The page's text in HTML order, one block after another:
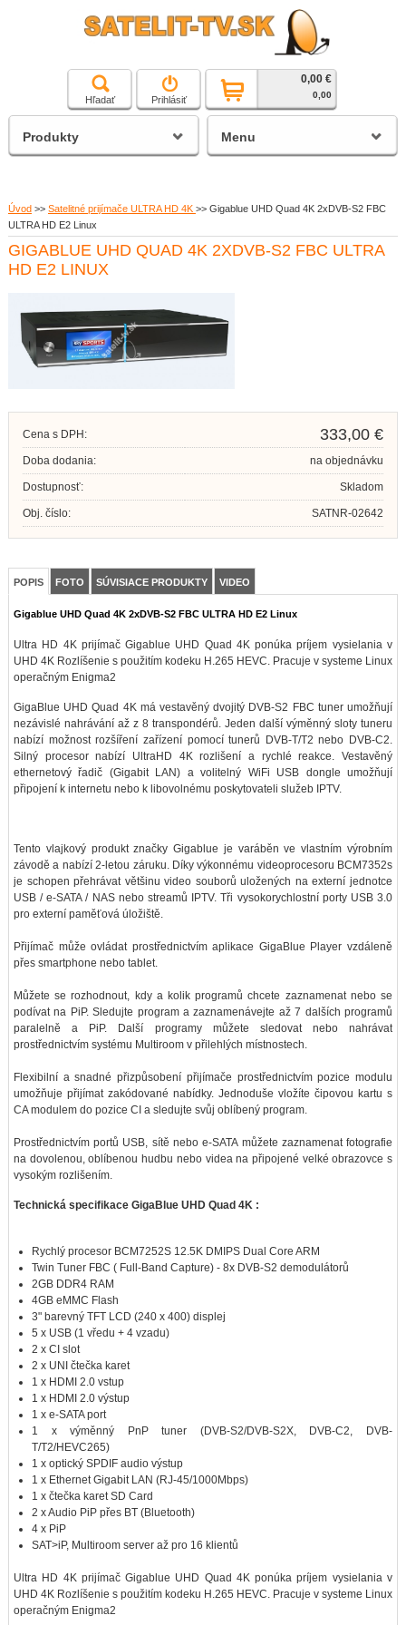
čierna a biela technika
satelitné prijímače
Hľadať Prihlásiť
0,00 €
0,00
Úvod >> Satelitné prijímače ULTRA HD 4K >> Gigablue UHD Quad 4K 2xDVB-S2 FBC
ULTRA HD E2 Linux
GIGABLUE UHD QUAD 4K 2XDVB-S2 FBC ULTRA
HD E2 LINUX
Cena s DPH: 333,00 €
Doba dodania: na objednávku
Dostupnosť: Skladom
Obj. číslo: SATNR-02642
POPIS FOTO SÚVISIACE PRODUKTY VIDEO
Gigablue UHD Quad 4K 2xDVB-S2 FBC ULTRA HD E2 Linux
Ultra HD 4K prijímač Gigablue UHD Quad 4K ponúka príjem vysielania v
UHD 4K Rozlíšenie s použitím kodeku H.265 HEVC. Pracuje v systeme Linux
operačným Enigma2
GigaBlue UHD Quad 4K má vestavěný dvojitý DVB-S2 FBC tuner umožňují
nezávislé nahrávání až z 8 transpondérů. Jeden další výměnný sloty tuneru
nabízí možnost rozšíření zařízení pomocí tunerů DVB-T/T2 nebo DVB-C2.
Silný procesor nabízí UltraHD 4K rozlišení a rychlé reakce. Vestavěný
ethernetový řadič (Gigabit LAN) a volitelný WiFi USB dongle umožňují
připojení k internetu nebo k libovolnému poskytovateli služeb IPTV.
Tento vlajkový produkt značky Gigablue je varáběn ve vlastním výrobním
závodě a nabízí 2-letou záruku. Díky výkonnému videoprocesoru BCM7352s
je schopen přehrávat většinu video souborů uložených na externí jednotce
USB / e-SATA / NAS nebo streamů IPTV. Tři vysokorychlostní porty USB 3.0
pro externí paměťová úložiště.
Přijímač může ovládat prostřednictvím aplikace GigaBlue Player vzdáleně
přes smartphone nebo tablet.
Můžete se rozhodnout, kdy a kolik programů chcete zaznamenat nebo se
podívat na PiP. Sledujte program a zaznamenávejte až 7 dalších programů
paralelně a PiP. Další programy můžete sledovat nebo nahrávat
prostřednictvím systému Multiroom v přilehlých místnostech.
Flexibilní a snadné přizpůsobení přijímače prostřednictvím pozice modulu
umožňuje přijímat zakódované nabídky. Jednoduše vložíte čipovou kartu s
CA modulem do pozice CI a sledujte svůj oblíbený program.
Prostřednictvím portů USB, sítě nebo e-SATA můžete zaznamenat fotografie
na dovolenou, oblíbenou hudbu nebo videa na připojené velké obrazovce s
vysokým rozlišením.
Technická specifikace GigaBlue UHD Quad 4K :
Rychlý procesor BCM7252S 12.5K DMIPS Dual Core ARM
Twin Tuner FBC ( Full-Band Capture) - 8x DVB-S2 demodulátorů
2GB DDR4 RAM
4GB eMMC Flash
3" barevný TFT LCD (240 x 400) displej
5 x USB (1 vředu + 4 vzadu)
2 x CI slot
2 x UNI čtečka karet
1 x HDMI 2.0 vstup
1 x HDMI 2.0 výstup
1 x e-SATA port
1 x výměnný PnP tuner (DVB-S2/DVB-S2X, DVB-C2, DVB-
T/T2/HEVC265)
1 x optický SPDIF audio výstup
1 x Ethernet Gigabit LAN (RJ-45/1000Mbps)
1 x čtečka karet SD Card
2 x Audio PiP přes BT (Bluetooth)
4 x PiP
SAT>iP, Multiroom server až pro 16 klientů
Ultra HD 4K prijímač Gigablue UHD Quad 4K ponúka príjem vysielania v
UHD 4K Rozlíšenie s použitím kodeku H.265 HEVC. Pracuje v systeme Linux
operačným Enigma2
Produkty Menu